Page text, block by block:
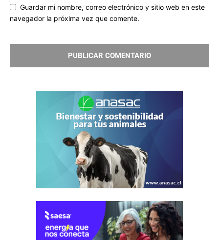
Guardar mi nombre, correo electrónico y sitio web en este
navegador la próxima vez que comente.